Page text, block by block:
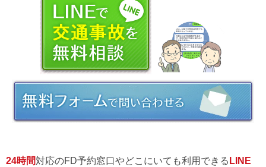
24時間対応のFD予約窓口やどこにいても利用できるLINE